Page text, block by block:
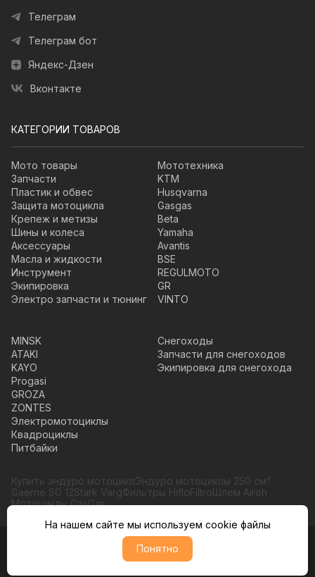
Телеграм
Телеграм бот
Яндекс-Дзен
Вконтакте
КАТЕГОРИИ ТОВАРОВ
Мото товары
Запчасти
Пластик и обвес
Защита мотоцикла
Крепеж и метизы
Шины и колеса
Аксессуары
Масла и жидкости
Инструмент
Экипировка
Электро запчасти и тюнинг
Мототехника
KTM
Husqvarna
Gasgas
Beta
Yamaha
Avantis
BSE
REGULMOTO
GR
VINTO
MINSK
ATAKI
KAYO
Progasi
GROZA
ZONTES
Электромотоциклы
Квадроциклы
Питбайки
Снегоходы
Запчасти для снегоходов
Экипировка для снегохода
Купить эндуро мотоциклЭндуро мотоциклы 250 см³
Gaerne SG 12Stark VargФильтры HifloFiltroШлем Airoh
Мотоциклы GasGas
© Moto365, Все права защищены
Политика обратботки персональных данных
На нашем сайте мы используем cookie файлы
Понятно